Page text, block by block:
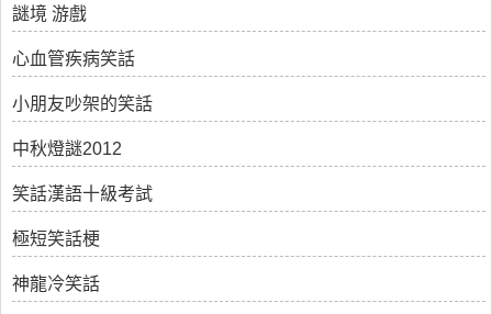
謎境 游戲
心血管疾病笑話
小朋友吵架的笑話
中秋燈謎2012
笑話漢語十級考試
極短笑話梗
神龍冷笑話